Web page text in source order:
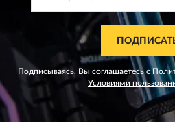
Подписываясь, Вы соглашаетесь с
Условиями